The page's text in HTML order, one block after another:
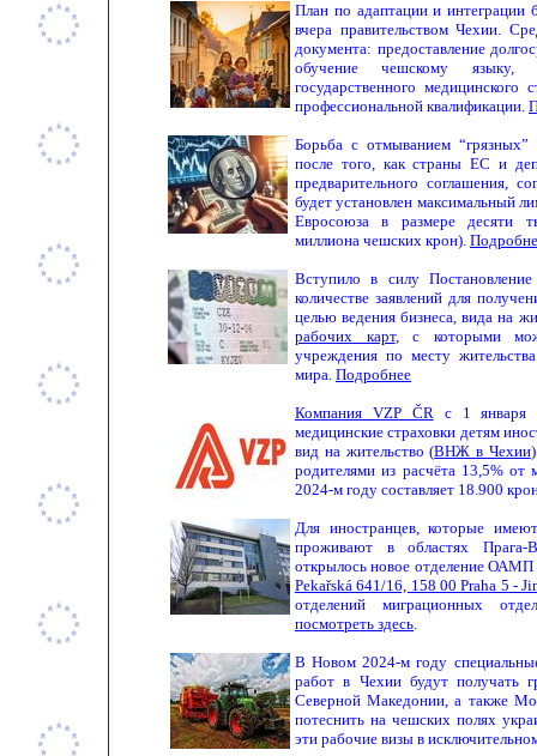
План по адаптации и
вчера правительством Чехии.
документа: предоставление
обучение чешскому
государственного
профессиональной квалификации.
Борьба с отмыванием
после того, как страны ЕС и
предварительного соглашения,
будет установлен максимальный
Евросоюза в размере десяти
миллиона чешских крон).
Вступило в силу
количестве заявлений для
целью ведения бизнеса, вида на
рабочих карт, с которыми
учреждения по месту
мира. Подробнее
Компания VZP ČRс 1 января
медицинские страховки детям
вид на жительство (ВНЖ в Чехии
родителями из расчёта 13,5% от
2024-м году составляет 18.900
Для иностранцев, которые
проживают в областях Прага-
открылось новое отделение
Pekařská 641/16, 158 00 Praha 5 -
отделений миграционных
посмотреть здесь.
В Новом 2024-м году
работ в Чехии будут получать
Северной Македонии, а также
потеснить на чешских полях
эти рабочие визы в